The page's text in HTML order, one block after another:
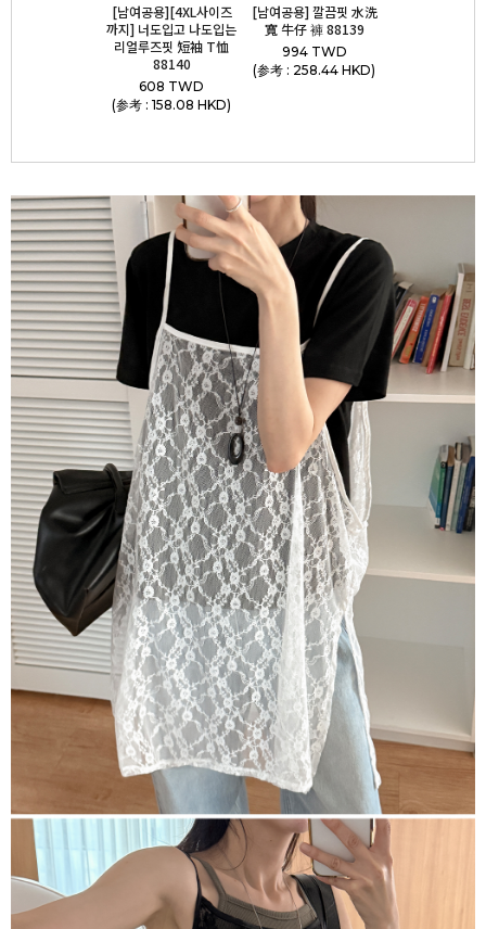
[남여공용][4XL사이즈
까지] 너도입고 나도입는
리얼루즈핏 短袖 T恤
88140
608 TWD
(参考 : 158.08 HKD)
[남여공용] 깔끔핏 水洗
寬 牛仔 褲 88139
994 TWD
(参考 : 258.44 HKD)